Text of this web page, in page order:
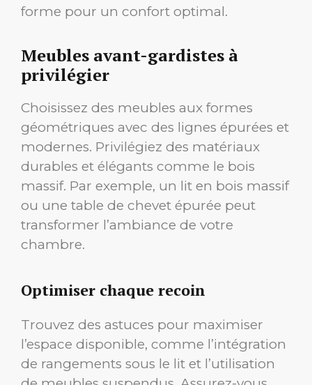
forme pour un confort optimal.
Meubles avant-gardistes à
privilégier
Choisissez des meubles aux formes
géométriques avec des lignes épurées et
modernes. Privilégiez des matériaux
durables et élégants comme le bois
massif. Par exemple, un lit en bois massif
ou une table de chevet épurée peut
transformer l’ambiance de votre
chambre.
Optimiser chaque recoin
Trouvez des astuces pour maximiser
l’espace disponible, comme l’intégration
de rangements sous le lit et l’utilisation